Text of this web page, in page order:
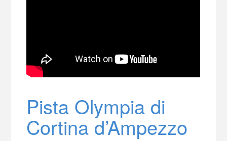
Pista Olympia di
Cortina d’Ampezzo